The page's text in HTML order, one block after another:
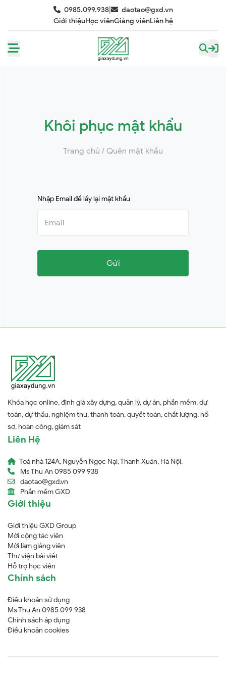
0985.099.938|
daotao@gxd.vn
Giới thiệuHọc viênGiảng viênLiên hệ
Khôi phục mật khẩu
Trang chủ / Quên mật khẩu
Nhập Email để lấy lại mật khẩu
Gửi
Khóa học online, định giá xây dựng, quản lý, dự án, phần mềm, dự
toán, dự thầu, nghiệm thu, thanh toán, quyết toán, chất lượng, hồ
sơ, hoàn công, giám sát
Liên Hệ
Toà nhà 124A, Nguyễn Ngọc Nại, Thanh Xuân, Hà Nội.
Ms Thu An 0985 099 938
daotao@gxd.vn
Phần mềm GXD
Giới thiệu
Giới thiệu GXD Group
Mời cộng tác viên
Mời làm giảng viên
Thư viện bài viết
Hỗ trợ học viên
Chính sách
Điều khoản sử dụng
Ms Thu An 0985 099 938
Chính sách áp dụng
Điều khoản cookies